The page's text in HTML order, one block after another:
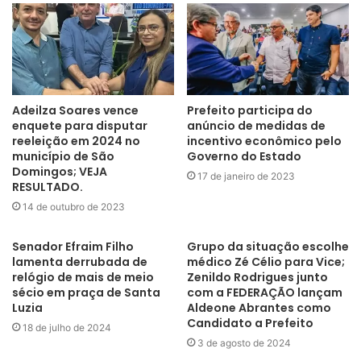
de Urgência (Samu), alegando que Mariana estava tendo
convulsões.
Após serem identificadas marcas de esganadura no corpo da
da vítima, Johannes foi preso em flagrante. Diante das
primeiras evidências colhidas, a Justiça converteu a prisão em
flagrante em prisão preventiva.
Um laudo cadavérico aponta que houve crime sexual contra
ela, de acordo com lesões encontradas no corpo.
Segundo o delegado Joames Oliveira, os dois haviam iniciado
O corpo de Mariana foi velado e sepultado no último domingo
(13) na cidade natal de Lavras da Mangabeira. A prefeitura
decretou três dias de luto e a família pede justiça.
Adeilza Soares vence
enquete para disputar
reeleição em 2024 no
município de São
Domingos; VEJA
RESULTADO.
14 de outubro de 2023
Prefeito participa do
anúncio de medidas de
incentivo econômico pelo
Governo do Estado
17 de janeiro de 2023
Senador Efraim Filho
lamenta derrubada de
relógio de mais de meio
sécio em praça de Santa
Luzia
18 de julho de 2024
Grupo da situação escolhe
médico Zé Célio para Vice;
Zenildo Rodrigues junto
com a FEDERAÇÃO lançam
Aldeone Abrantes como
Candidato a Prefeito
3 de agosto de 2024